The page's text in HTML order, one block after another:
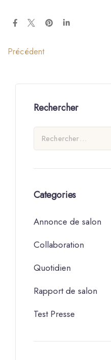
Précédent
Rechercher
Categories
Annonce de salon
Collaboration
Quotidien
Rapport de salon
Test Presse